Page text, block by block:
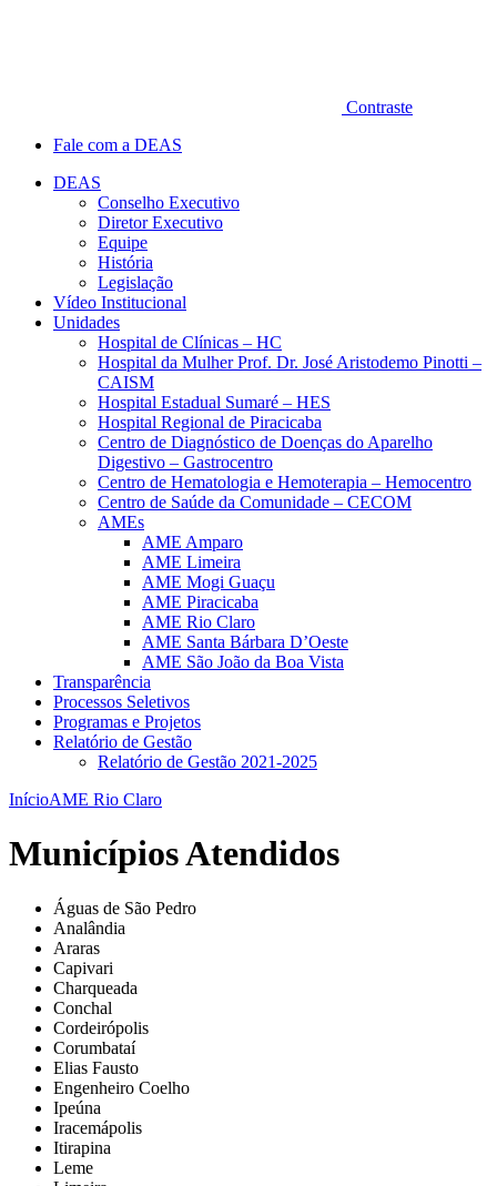
Contraste
Fale com a DEAS
DEAS
Conselho Executivo
Diretor Executivo
Equipe
História
Legislação
Vídeo Institucional
Unidades
Hospital de Clínicas – HC
Hospital da Mulher Prof. Dr. José Aristodemo Pinotti –
CAISM
Hospital Estadual Sumaré – HES
Hospital Regional de Piracicaba
Centro de Diagnóstico de Doenças do Aparelho
Digestivo – Gastrocentro
Centro de Hematologia e Hemoterapia – Hemocentro
Centro de Saúde da Comunidade – CECOM
AMEs
AME Amparo
AME Limeira
AME Mogi Guaçu
AME Piracicaba
AME Rio Claro
AME Santa Bárbara D’Oeste
AME São João da Boa Vista
Transparência
Processos Seletivos
Programas e Projetos
Relatório de Gestão
Relatório de Gestão 2021-2025
InícioAME Rio Claro
Municípios Atendidos
Águas de São Pedro
Analândia
Araras
Capivari
Charqueada
Conchal
Cordeirópolis
Corumbataí
Elias Fausto
Engenheiro Coelho
Ipeúna
Iracemápolis
Itirapina
Leme